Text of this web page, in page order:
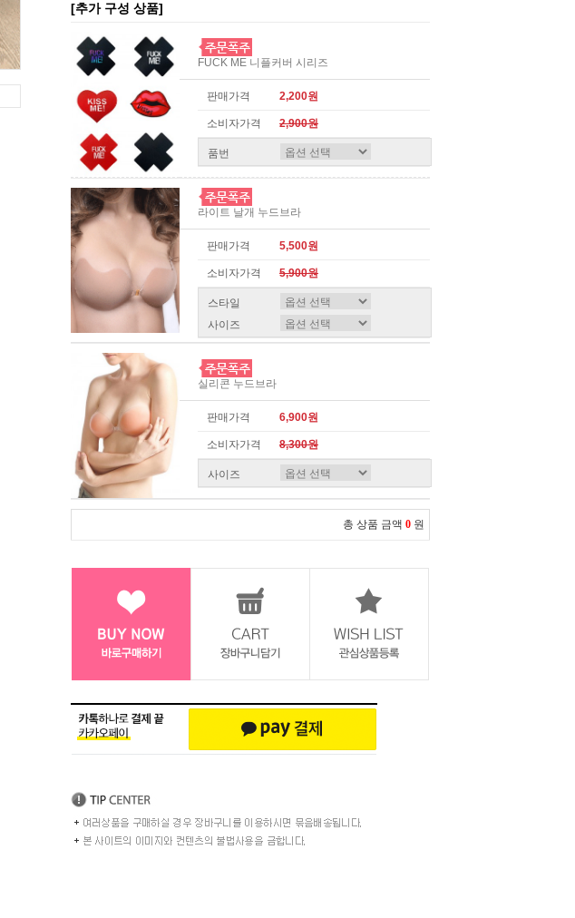
[추가 구성 상품]
FUCK ME 니플커버 시리즈
판매가격 2,200원
소비자가격 2,900원
품번
라이트 날개 누드브라
판매가격 5,500원
소비자가격 5,900원
스타일
사이즈
실리콘 누드브라
판매가격 6,900원
소비자가격 8,300원
사이즈
총 상품 금액 0 원